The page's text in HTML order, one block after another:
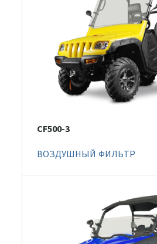
CF500-3
ВОЗДУШНЫЙ ФИЛЬТР